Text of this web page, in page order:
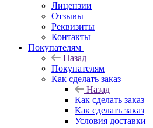
Лицензии
Отзывы
Реквизиты
Контакты
Покупателям
Назад
Покупателям
Как сделать заказ
Назад
Как сделать заказ
Как сделать заказ
Условия доставки